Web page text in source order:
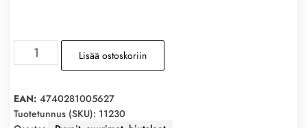
VESKI
MATI
500g
määrä
Lisää ostoskoriin
EAN: 4740281005627
Tuotetunnus (SKU): 11230